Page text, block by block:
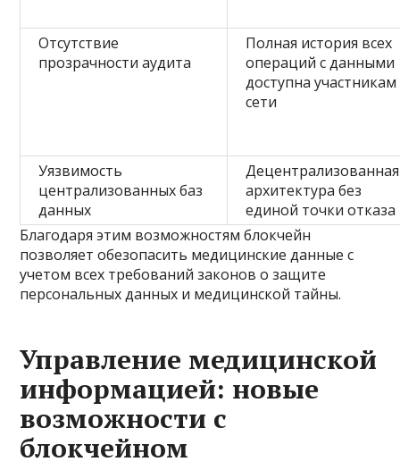
Отсутствие
прозрачности аудита
Полная история всех
операций с данными
доступна участникам
сети
Уязвимость
централизованных баз
данных
Децентрализованная
архитектура без
единой точки отказа
Благодаря этим возможностям блокчейн
позволяет обезопасить медицинские данные с
учетом всех требований законов о защите
персональных данных и медицинской тайны.
Управление медицинской
информацией: новые
возможности с
блокчейном